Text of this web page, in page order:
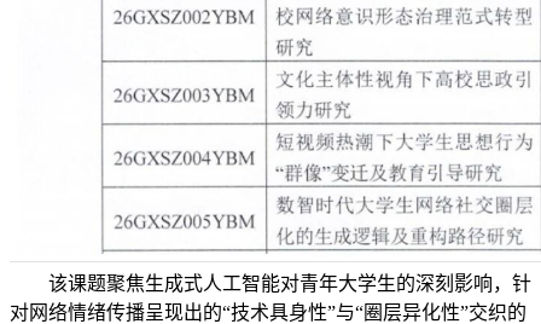
该课题聚焦生成式人工智能对青年大学生的深刻影响，针
对网络情绪传播呈现出的“技术具身性”与“圈层异化性”交织的